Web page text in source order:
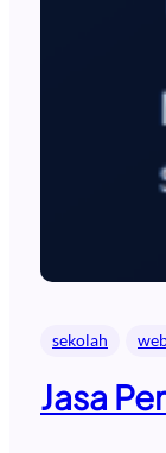
sekolah
Jasa